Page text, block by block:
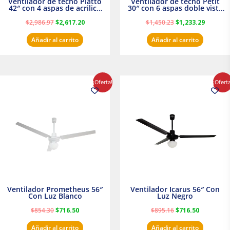
42″ con 4 aspas de acrilico
transparente
$2,986.97 $2,617.20
Añadir al carrito
30″ con 6 aspas doble vista
Satinado Masterfan
$1,450.23 $1,233.29
Añadir al carrito
¡Oferta!
Ventilador Prometheus 56″
Con Luz Blanco
$854.30$716.50
precio
actual
Añadir al carrito
Ventilador Icarus 56″ Con
Luz Negro
$895.16$716.50
precio
actual
Añadir al carrito